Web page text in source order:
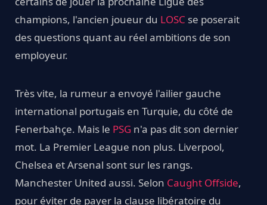
champions, l'ancien joueur du LOSC se poserait
des questions quant au réel ambitions de son
employeur.
Très vite, la rumeur a envoyé l'ailier gauche
international portugais en Turquie, du côté de
Fenerbahçe. Mais le PSG n'a pas dit son dernier
mot. La Premier League non plus. Liverpool,
Chelsea et Arsenal sont sur les rangs.
Manchester United aussi. Selon Caught Offside,
pour éviter de payer la clause libératoire du